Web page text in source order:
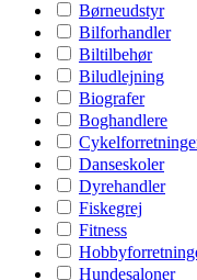
Børneudstyr
Bilforhandler
Biltilbehør
Biludlejning
Biografer
Boghandlere
Danseskoler
Dyrehandler
Fiskegrej
Fitness
Hundesaloner